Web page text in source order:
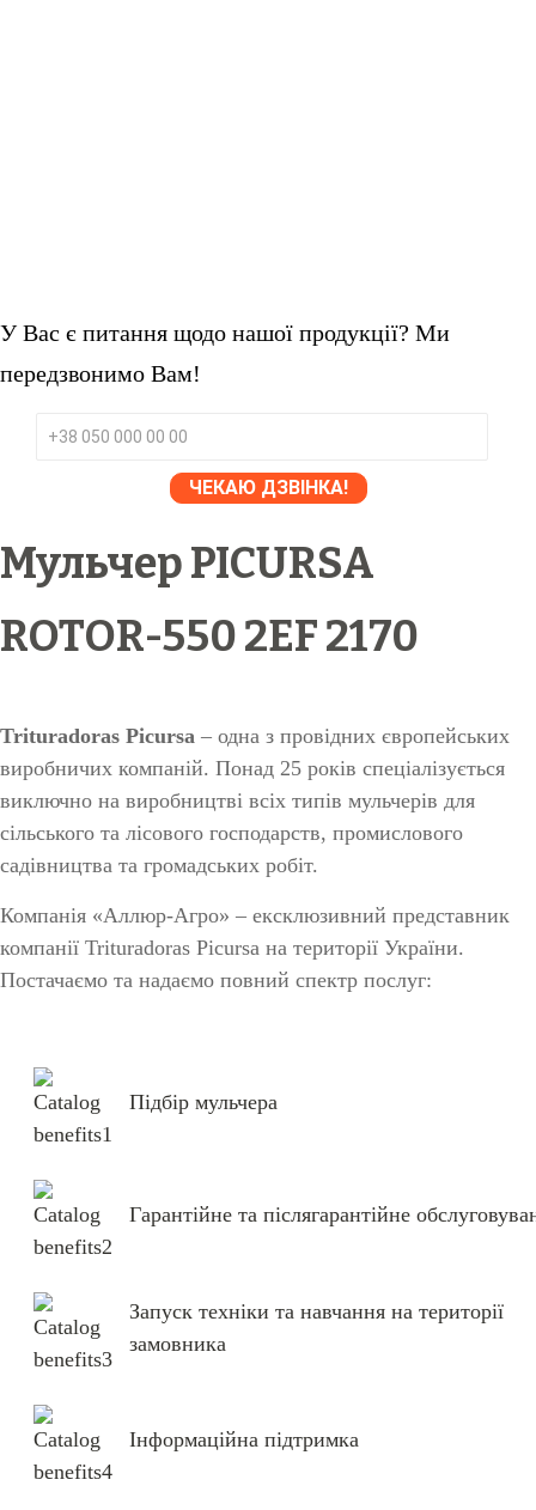
У Вас є питання щодо нашої продукції? Ми
передзвонимо Вам!
Мульчер PICURSA
ROTOR-550 2EF 2170
Trituradoras Picursa – одна з провідних європейських
виробничих компаній. Понад 25 років спеціалізується
виключно на виробництві всіх типів мульчерів для
сільського та лісового господарств, промислового
садівництва та громадських робіт.
Компанія «Аллюр-Агро» – ексклюзивний представник
компанії Trituradoras Picursa на території України.
Постачаємо та надаємо повний спектр послуг:
Підбір мульчера
Гарантійне та післягарантійне
Запуск техніки та навчання на території
замовника
Інформаційна підтримка